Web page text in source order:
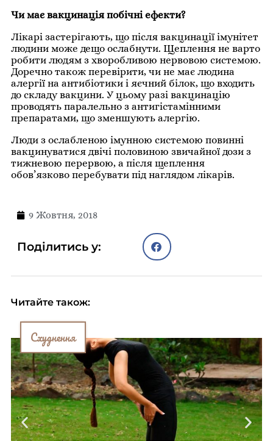
Чи має вакцинація побічні ефекти?
Лікарі застерігають, що після вакцинації імунітет
людини може дещо ослабнути. Щеплення не варто
робити людям з хворобливою нервовою системою.
Доречно також перевірити, чи не має людина
алергії на антибіотики і яєчний білок, що входить
до складу вакцини. У цьому разі вакцинацію
проводять паралельно з антигістамінними
препаратами, що зменшують алергію.
Люди з ослабленою імунною системою повинні
вакцинуватися двічі половиною звичайної дози з
тижневою перервою, а після щеплення
обов’язково перебувати під наглядом лікарів.
9 Жовтня, 2018
Поділитись у:
Читайте також:
Схуднення